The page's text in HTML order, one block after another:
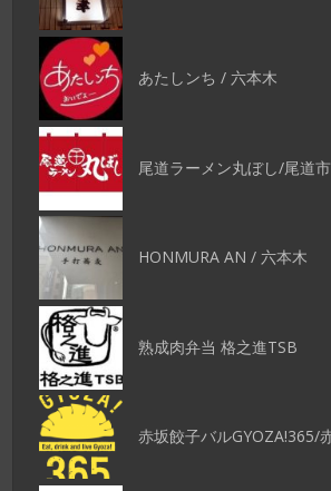
あたしンち / 六本木
尾道ラーメン丸ぼし/尾道市
HONMURA AN / 六本木
熟成肉弁当 格之進TSB
赤坂餃子バルGYOZA!365/